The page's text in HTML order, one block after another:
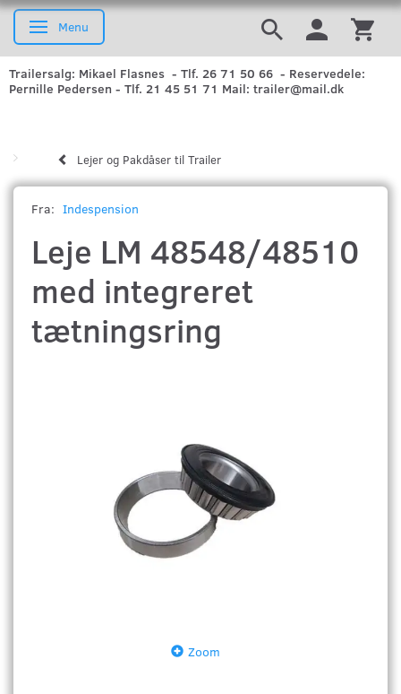
Skifte navigation
Menu
Trailersalg: Mikael Flasnes - Tlf. 26 71 50 66 - Reservedele:
Pernille Pedersen - Tlf. 21 45 51 71 Mail: trailer@mail.dk
Lejer og Pakdåser til Trailer
Fra: Indespension
Leje LM 48548/48510
med integreret
tætningsring
Zoom